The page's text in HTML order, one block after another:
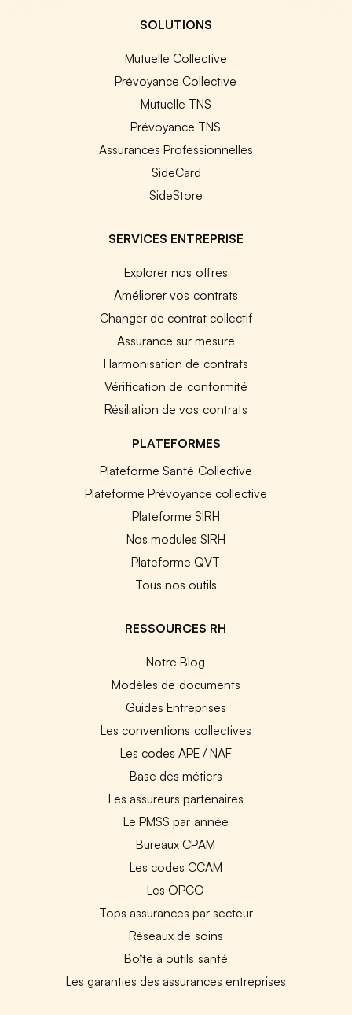
SOLUTIONS
Mutuelle Collective
Prévoyance Collective
Mutuelle TNS
Prévoyance TNS
Assurances Professionnelles
SideCard
SideStore
SERVICES ENTREPRISE
Explorer nos offres
Améliorer vos contrats
Changer de contrat collectif
Assurance sur mesure
Harmonisation de contrats
Vérification de conformité
Résiliation de vos contrats
PLATEFORMES
Plateforme Santé Collective
Plateforme Prévoyance collective
Plateforme SIRH
Nos modules SIRH
Plateforme QVT
Tous nos outils
RESSOURCES RH
Notre Blog
Modèles de documents
Guides Entreprises
Les conventions collectives
Les codes APE / NAF
Base des métiers
Les assureurs partenaires
Le PMSS par année
Bureaux CPAM
Les codes CCAM
Les OPCO
Tops assurances par secteur
Réseaux de soins
Boîte à outils santé
Les garanties des assurances entreprises